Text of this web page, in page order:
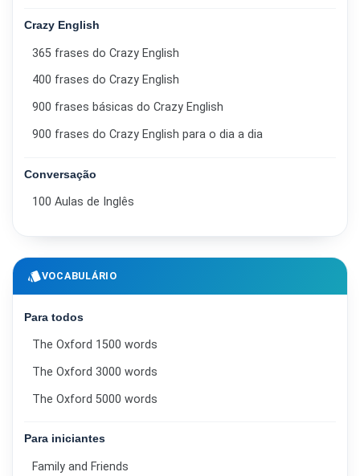
Crazy English
365 frases do Crazy English
400 frases do Crazy English
900 frases básicas do Crazy English
900 frases do Crazy English para o dia a dia
Conversação
100 Aulas de Inglês
styleVOCABULÁRIO
Para todos
The Oxford 1500 words
The Oxford 3000 words
The Oxford 5000 words
Para iniciantes
Family and Friends